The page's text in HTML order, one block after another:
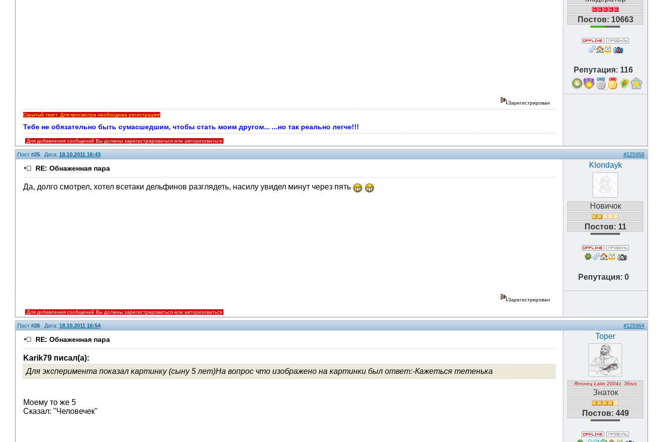
Постов: 10663
Репутация: 116
18
Зарегистрирован
Скрытый текст. Для просмотра необходима регистрация!
Тебе не обязательно быть сумасшедшим, чтобы стать моим другом... ...но так реально легче!!!
Для добавления сообщений Вы должны зарегистрироваться или авторизоваться
Пост #25 Дата: 18.10.2011 16:43 #125958
RE: Обнаженная пара
Да, долго смотрел, хотел всетаки дельфинов разглядеть, насилу увидел минут через пять
Klondayk
Новичок
Постов: 11
Репутация: 0
Зарегистрирован
Для добавления сообщений Вы должны зарегистрироваться или авторизоваться
Пост #26 Дата: 18.10.2011 16:54 #125964
RE: Обнаженная пара
Karik79 писал(а):
Для эксперимента показал картинку (сыну 5 лет)На вопрос что изображено на картинки был ответ:-Кажеться тетенька
Моему то же 5
Сказал: "Человечек"
Toper
Японец Latio 2004г. 36rus
Знаток
Постов: 449